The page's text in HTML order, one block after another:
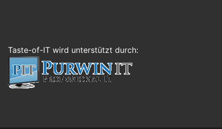
Taste-of-IT wird unterstützt durch: